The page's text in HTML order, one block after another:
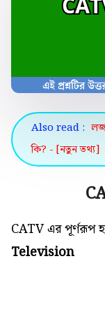
Also read :
কি? - [নতুন তথ্য]
CATV এর পূর্ণরূপ
Television